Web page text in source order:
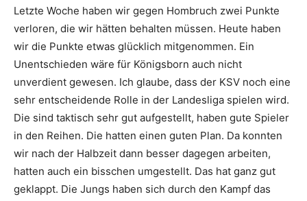
Letzte Woche haben wir gegen Hombruch zwei Punkte
verloren, die wir hätten behalten müssen. Heute haben
wir die Punkte etwas glücklich mitgenommen. Ein
Unentschieden wäre für Königsborn auch nicht
unverdient gewesen. Ich glaube, dass der KSV noch eine
sehr entscheidende Rolle in der Landesliga spielen wird.
Die sind taktisch sehr gut aufgestellt, haben gute Spieler
in den Reihen. Die hatten einen guten Plan. Da konnten
wir nach der Halbzeit dann besser dagegen arbeiten,
hatten auch ein bisschen umgestellt. Das hat ganz gut
geklappt. Die Jungs haben sich durch den Kampf das